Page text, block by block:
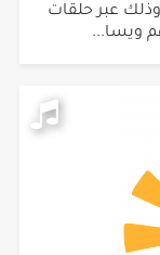
من عمر 7-11 سنة. وذلك عبر حلقات
ويسا...